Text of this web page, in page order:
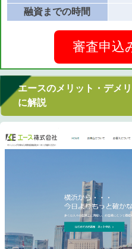
融資までの時間
審査申込
エースのメリット・デメ
に解説